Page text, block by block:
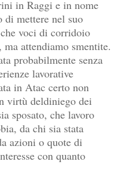
in Raggi e in nome
di mettere nel suo
voci di corridoio
attendiamo smentite.
probabilmente senza
lavorative
in Atac certo non
virtù deldiniego dei
sposato, che lavoro
da chi sia stata
azioni o quote di
con quanto